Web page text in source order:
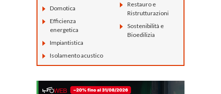
Domotica
Efficienza
energetica
Impiantistica
Isolamento acustico
Restauro e
Ristrutturazioni
Sostenibilità e
Bioedilizia